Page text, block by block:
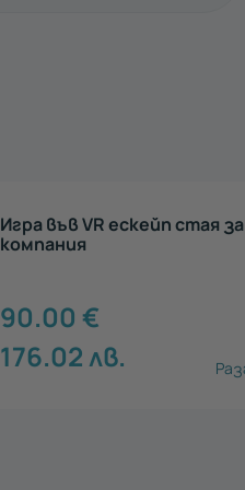
Премиум VR ескейп стая за
двама
50.00€